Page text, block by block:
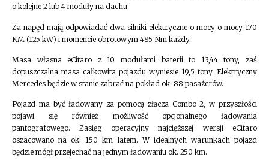
o kolejne 2 lub 4 moduły na dachu.
Za napęd mają odpowiadać dwa silniki elektryczne o mocy o mocy 170
KM (125 kW) i momencie obrotowym 485 Nm każdy.
Masa własna eCitaro z 10 modułami baterii to 13,44 tony, zaś
dopuszczalna masa całkowita pojazdu wyniesie 19,5 tony. Elektryczny
Mercedes będzie w stanie zabrać na pokład ok. 88 pasażerów.
Pojazd ma być ładowany za pomocą złącza Combo 2, w przyszłości
pojawi się również możliwość opcjonalnego ładowania
pantografowego. Zasięg operacyjny najcięższej wersji eCitaro
oszacowano na ok. 150 km latem. W idealnych warunkach pojazd
będzie mógł przejechać na jednym ładowaniu ok. 250 km.